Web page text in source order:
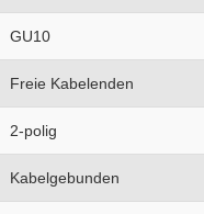
GU10
Freie Kabelenden
2-polig
Kabelgebunden